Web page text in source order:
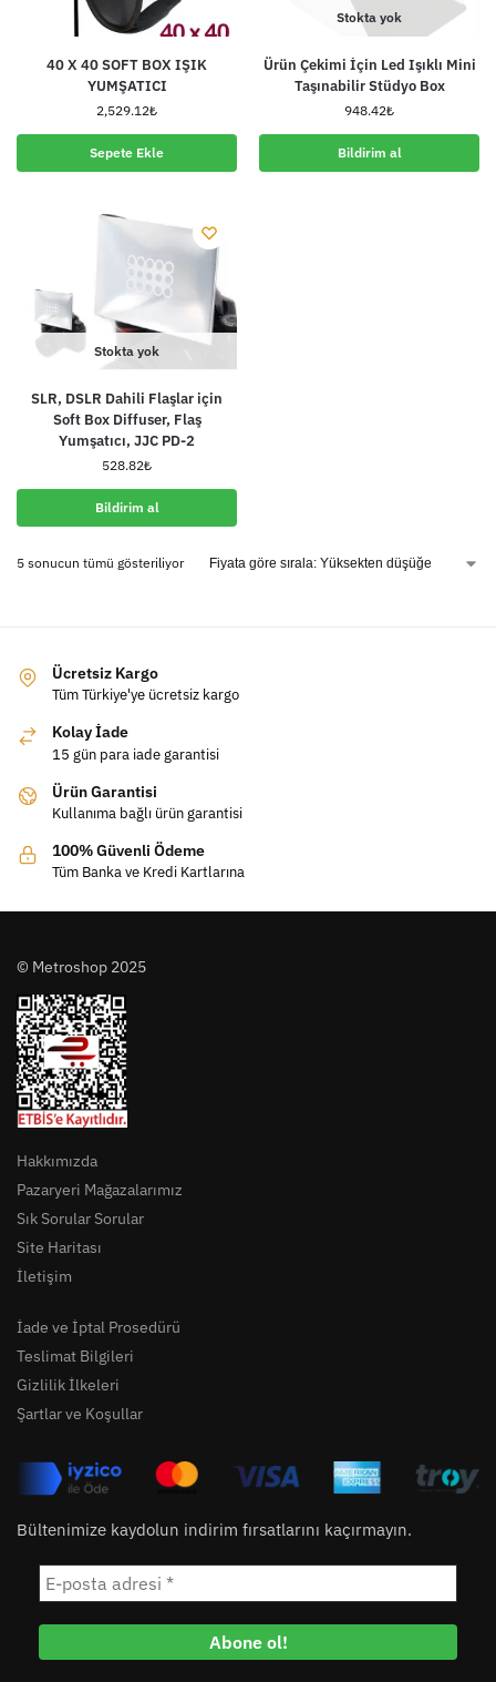
40 X 40 SOFT BOX IŞIK
YUMŞATICI
2,529.12₺
Sepete Ekle
Stokta yok
Ürün Çekimi İçin Led Işıklı Mini
Taşınabilir Stüdyo Box
948.42₺
Bildirim al
Stokta yok
SLR, DSLR Dahili Flaşlar için
Soft Box Diffuser, Flaş
Yumşatıcı, JJC PD-2
528.82₺
Bildirim al
5 sonucun tümü gösteriliyor
Ücretsiz Kargo
Tüm Türkiye'ye ücretsiz kargo
Kolay İade
15 gün para iade garantisi
Ürün Garantisi
Kullanıma bağlı ürün garantisi
100% Güvenli Ödeme
Tüm Banka ve Kredi Kartlarına
© Metroshop 2025
Hakkımızda
Pazaryeri Mağazalarımız
Sık Sorular Sorular
Site Haritası
İletişim
İade ve İptal Prosedürü
Teslimat Bilgileri
Gizlilik İlkeleri
Şartlar ve Koşullar
Bültenimize kaydolun indirim fırsatlarını kaçırmayın.